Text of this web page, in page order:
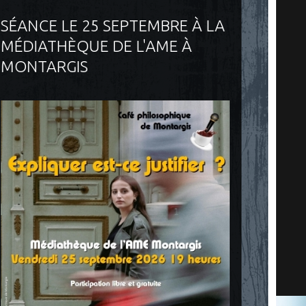
SÉANCE LE 25 SEPTEMBRE À LA
MÉDIATHÈQUE DE L'AME À
MONTARGIS